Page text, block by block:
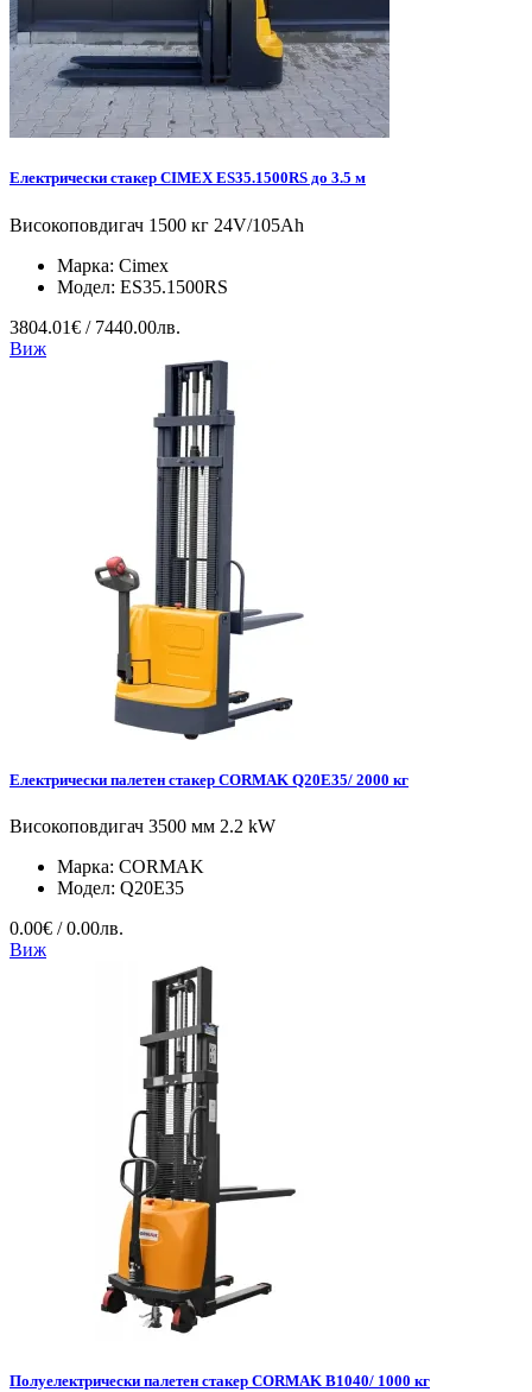
Електрически стакер CIMEX ES35.1500RS до 3.5 м
Високоповдигач 1500 кг 24V/105Ah
Марка: Cimex
Модел: ES35.1500RS
3804.01€ / 7440.00лв.
Виж
Електрически палетен стакер CORMAK Q20E35/ 2000 кг
Високоповдигач 3500 мм 2.2 kW
Марка: CORMAK
Модел: Q20E35
0.00€ / 0.00лв.
Виж
Полуелектрически палетен стакер CORMAK B1040/ 1000 кг